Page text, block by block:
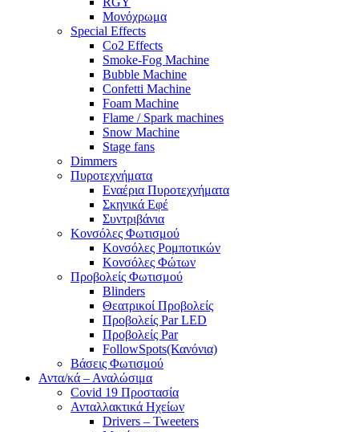
Μονόχρωμα
Special Effects
Co2 Effects
Smoke-Fog Machine
Bubble Machine
Confetti Machine
Foam Machine
Flame / Spark machines
Snow Machine
Stage fans
Dimmers
Πυροτεχνήματα
Εναέρια Πυροτεχνήματα
Σκηνικά Εφέ
Συντριβάνια
Κονσόλες Φωτισμού
Κονσόλες Ρομποτικών
Κονσόλες Φώτων
Προβολείς Φωτισμού
Blinders
Θεατρικοί Προβολείς
Προβολείς Par LED
Προβολείς Par
FollowSpots(Κανόνια)
Βάσεις Φωτισμού
Αντα/κά – Αναλώσιμα
Covid 19 Προστασία
Ανταλλακτικά Ηχείων
Drivers – Tweeters